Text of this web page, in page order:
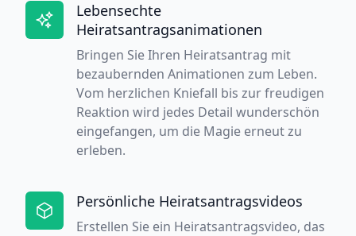
Lebensechte
Heiratsantragsanimationen
Bringen Sie Ihren Heiratsantrag mit
bezaubernden Animationen zum Leben.
Vom herzlichen Kniefall bis zur freudigen
Reaktion wird jedes Detail wunderschön
eingefangen, um die Magie erneut zu
erleben.
Persönliche Heiratsantragsvideos
Erstellen Sie ein Heiratsantragsvideo, das